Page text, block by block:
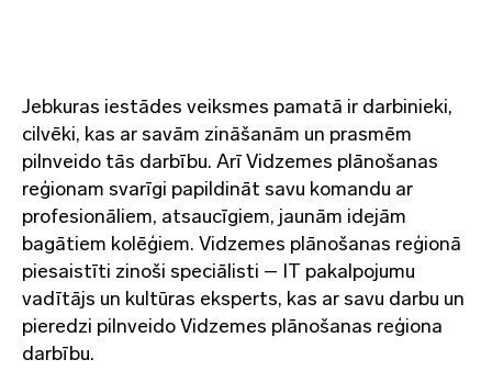
Jebkuras iestādes veiksmes pamatā ir darbinieki,
cilvēki, kas ar savām zināšanām un prasmēm
pilnveido tās darbību. Arī Vidzemes plānošanas
reģionam svarīgi papildināt savu komandu ar
profesionāliem, atsaucīgiem, jaunām idejām
bagātiem kolēģiem. Vidzemes plānošanas reģionā
piesaistīti zinoši speciālisti – IT pakalpojumu
vadītājs un kultūras eksperts, kas ar savu darbu un
pieredzi pilnveido Vidzemes plānošanas reģiona
darbību.